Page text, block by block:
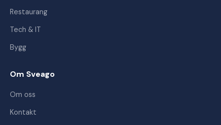
Restaurang
Tech & IT
Bygg
Om Sveago
Om oss
Kontakt